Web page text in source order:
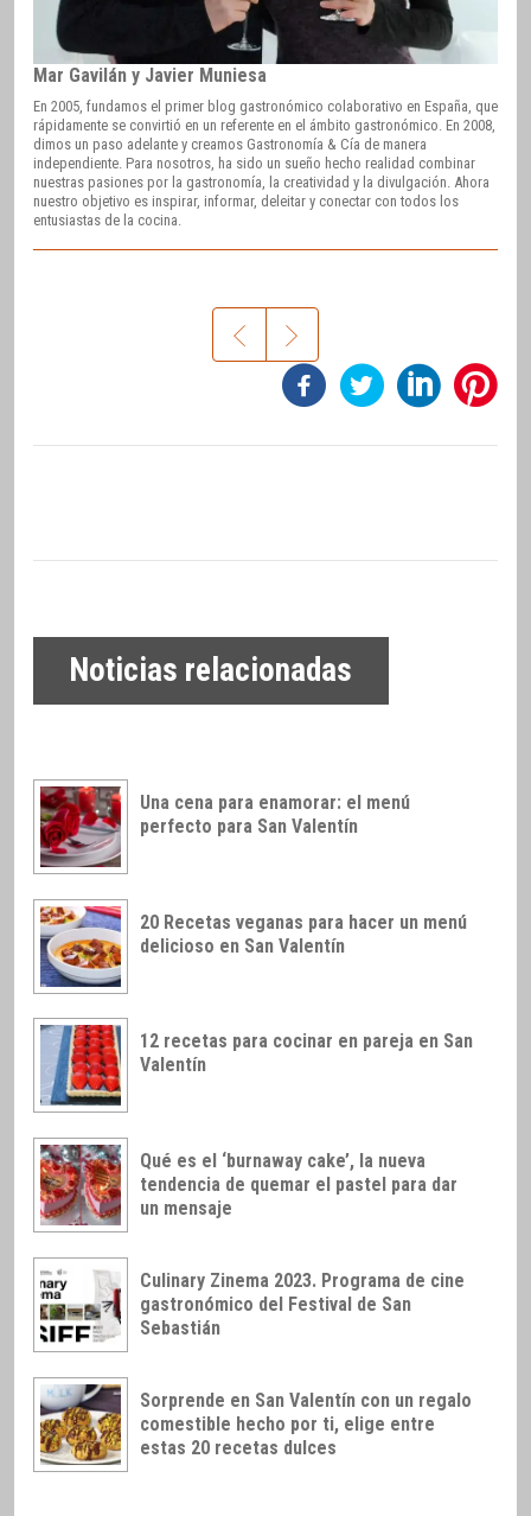
Mar Gavilán y Javier Muniesa
En 2005, fundamos el primer blog gastronómico colaborativo en España, que
rápidamente se convirtió en un referente en el ámbito gastronómico. En 2008,
dimos un paso adelante y creamos Gastronomía & Cía de manera
independiente. Para nosotros, ha sido un sueño hecho realidad combinar
nuestras pasiones por la gastronomía, la creatividad y la divulgación. Ahora
nuestro objetivo es inspirar, informar, deleitar y conectar con todos los
entusiastas de la cocina.
Noticias relacionadas
Una cena para enamorar: el menú
perfecto para San Valentín
20 Recetas veganas para hacer un menú
delicioso en San Valentín
12 recetas para cocinar en pareja en San
Valentín
Qué es el ‘burnaway cake’, la nueva
tendencia de quemar el pastel para dar
un mensaje
Culinary Zinema 2023. Programa de cine
gastronómico del Festival de San
Sebastián
Sorprende en San Valentín con un regalo
comestible hecho por ti, elige entre
estas 20 recetas dulces